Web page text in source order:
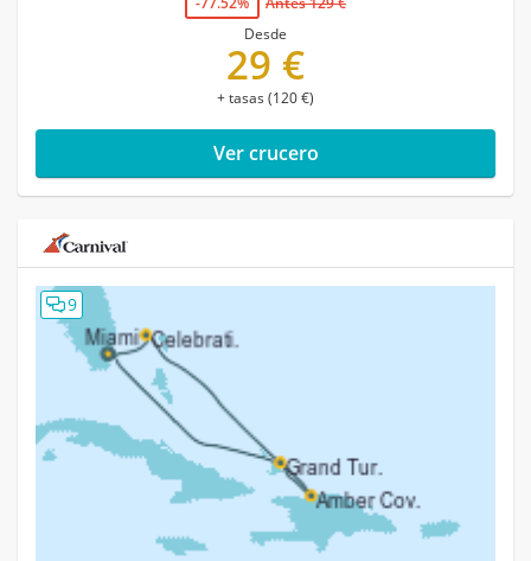
Desde
29 €
+ tasas (120 €)
Ver crucero
9